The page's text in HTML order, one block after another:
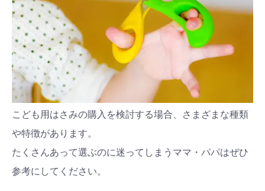
こども用はさみの購入を検討する場合、さまざまな種類
や特徴があります。
たくさんあって選ぶのに迷ってしまうママ・パパはぜひ
参考にしてください。